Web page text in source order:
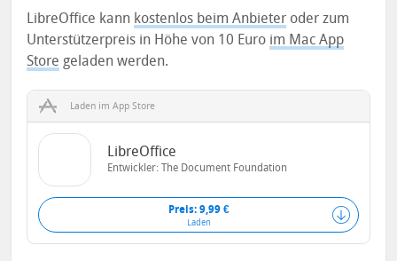
LibreOffice kann kostenlos beim Anbieter oder zum
Unterstützerpreis in Höhe von 10 Euro im Mac App
Store geladen werden.
Laden im App Store
LibreOffice
Entwickler:The Document Foundation
Preis: 9,99 €
Laden